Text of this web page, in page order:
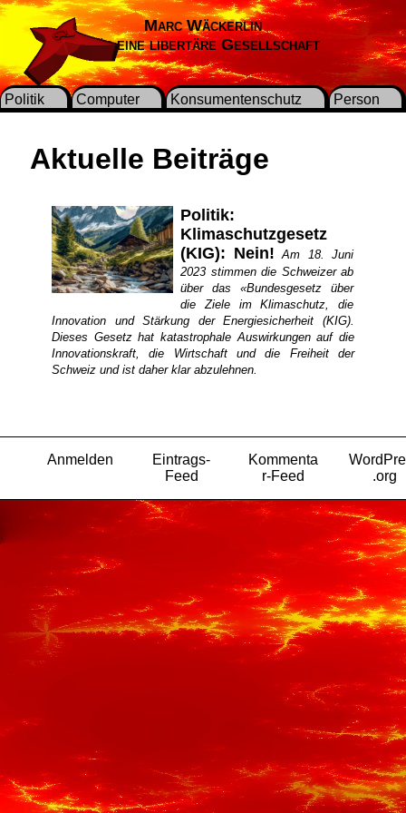
Marc Wäckerlin
Für eine libertäre Gesellschaft
Politik Computer Konsumentenschutz Person
Aktuelle Beiträge
Politik:
Klimaschutzgesetz
(KIG): Nein!
Am 18. Juni
2023 stimmen die Schweizer ab
über das «Bundesgesetz über
die Ziele im Klimaschutz, die
Innovation und Stärkung der Energiesicherheit (KIG).
Dieses Gesetz hat katastrophale Auswirkungen auf die
Innovationskraft, die Wirtschaft und die Freiheit der
Schweiz und ist daher klar abzulehnen.
Anmelden
Eintrags-
Feed
Kommenta
r-Feed
.org